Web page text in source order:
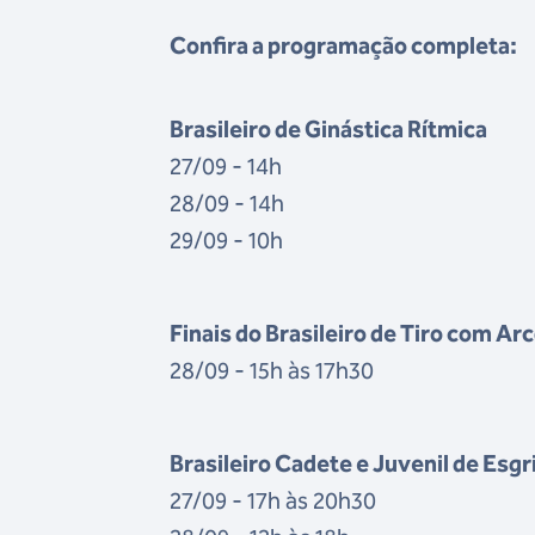
Confira a programação completa:
Brasileiro de Ginástica Rítmica
27/09 - 14h
28/09 - 14h
29/09 - 10h
Finais do Brasileiro de Tiro com
28/09 - 15h às 17h30
Brasileiro Cadete e Juvenil de
27/09 - 17h às 20h30